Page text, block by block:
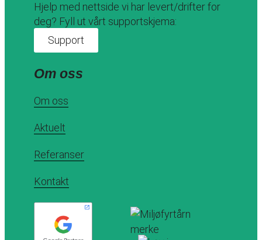
Hjelp med nettside vi har levert/drifter for
deg? Fyll ut vårt supportskjema:
Support
Om oss
Om oss
Aktuelt
Referanser
Kontakt